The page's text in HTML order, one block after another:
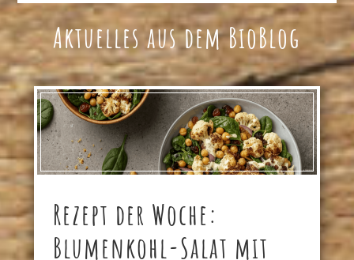
Aktuelles aus dem BioBlog
Rezept der Woche:
Blumenkohl-Salat mit